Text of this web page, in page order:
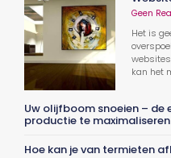
Geen
Het is
kan het
Uw olijfboom snoeien – de
productie te maximaliseren
Hoe kan je van termieten